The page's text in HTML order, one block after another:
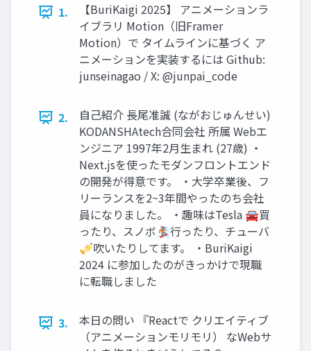
1.
【BuriKaigi 2025】 アニメーションラ
イブラリ Motion（旧Framer
Motion）で タイムラインに基づく ア
ニメーションを実装するには Github:
junseinagao / X: @junpai_code
2.
自己紹介 長尾准誠 (ながおじゅんせい)
KODANSHAtech合同会社 所属 Webエ
ンジニア 1997年2月生まれ (27歳) ・
Next.jsを使ったモダンフロントエンド
の開発が得意です。 ・大学卒業後、フ
リーランスを2~3年間やったのち会社
員になりました。 ・趣味はTesla 🚘買
ったり、スノボ🏂行ったり、チューバ
🎺吹いたりしてます。 ・BuriKaigi
2024 に参加したのがきっかけで現職
に転職しました
3.
本日の問い 『Reactで クリエイティブ
（アニメーションモリモリ） なWebサ